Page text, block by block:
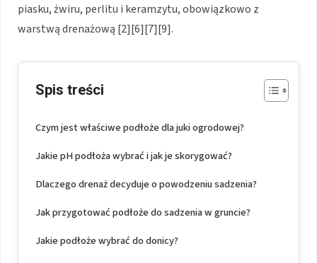
piasku, żwiru, perlitu i keramzytu, obowiązkowo z
warstwą drenażową [2][6][7][9].
Spis treści
Czym jest właściwe podłoże dla juki ogrodowej?
Jakie pH podłoża wybrać i jak je skorygować?
Dlaczego drenaż decyduje o powodzeniu sadzenia?
Jak przygotować podłoże do sadzenia w gruncie?
Jakie podłoże wybrać do donicy?